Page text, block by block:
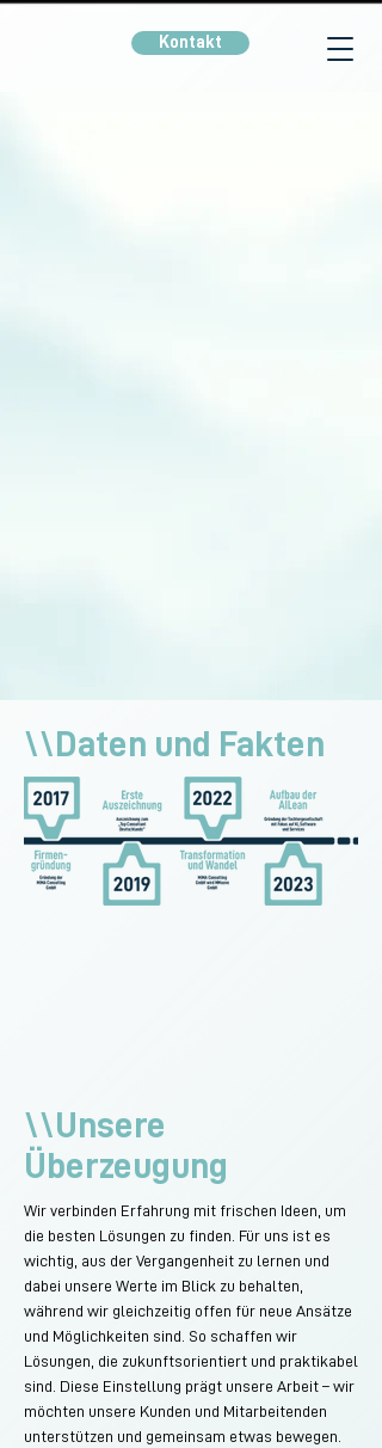
Kontakt
\\Daten und Fakten
\\Unsere
Überzeugung
Wir verbinden Erfahrung mit frischen Ideen, um
die besten Lösungen zu finden. Für uns ist es
wichtig, aus der Vergangenheit zu lernen und
dabei unsere Werte im Blick zu behalten,
während wir gleichzeitig offen für neue Ansätze
und Möglichkeiten sind. So schaffen wir
Lösungen, die zukunftsorientiert und praktikabel
sind. Diese Einstellung prägt unsere Arbeit – wir
möchten unsere Kunden und Mitarbeitenden
unterstützen und gemeinsam etwas bewegen.